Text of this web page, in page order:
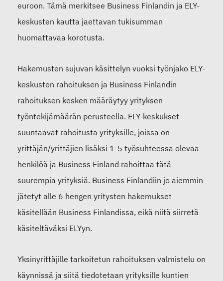
euroon. Tämä merkitsee Business Finlandin ja ELY-
keskusten kautta jaettavan tukisumman
huomattavaa korotusta.
Hakemusten sujuvan käsittelyn vuoksi työnjako ELY-
keskusten rahoituksen ja Business Finlandin
rahoituksen kesken määräytyy yrityksen
työntekijämäärän perusteella. ELY-keskukset
suuntaavat rahoitusta yrityksille, joissa on
yrittäjän/yrittäjien lisäksi 1-5 työsuhteessa olevaa
henkilöä ja Business Finland rahoittaa tätä
suurempia yrityksiä. Business Finlandiin jo aiemmin
jätetyt alle 6 hengen yritysten hakemukset
käsitellään Business Finlandissa, eikä niitä siirretä
käsiteltäväksi ELYyn.
Yksinyrittäjille tarkoitetun rahoituksen valmistelu on
käynnissä ja siitä tiedotetaan yrityksille kuntien